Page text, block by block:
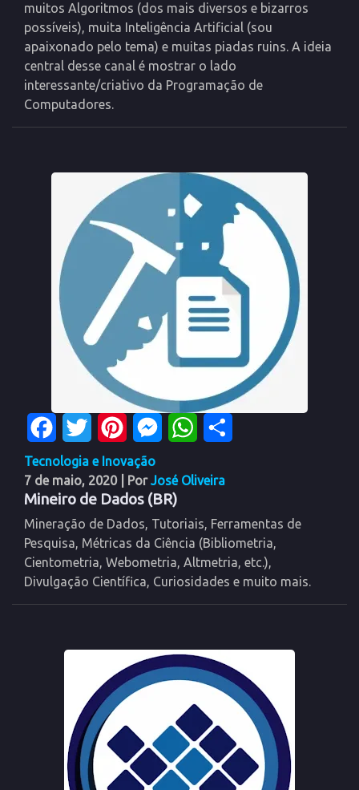
muitos Algoritmos (dos mais diversos e bizarros
possíveis), muita Inteligência Artificial (sou
apaixonado pelo tema) e muitas piadas ruins. A ideia
central desse canal é mostrar o lado
interessante/criativo da Programação de
Computadores.
FacebookTwitter PinterestMessengerWhatsApp
Tecnologia e Inovação
7 de maio, 2020
| PorJosé Oliveira
Mineiro de Dados (BR)
Mineração de Dados, Tutoriais, Ferramentas de
Pesquisa, Métricas da Ciência (Bibliometria,
Cientometria, Webometria, Altmetria, etc.),
Divulgação Científica, Curiosidades e muito mais.